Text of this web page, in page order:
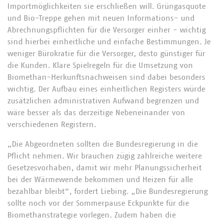
Importmöglichkeiten sie erschließen will. Grüngasquote
und Bio-Treppe gehen mit neuen Informations- und
Abrechnungspflichten für die Versorger einher - wichtig
sind hierbei einheitliche und einfache Bestimmungen. Je
weniger Bürokratie für die Versorger, desto günstiger für
die Kunden. Klare Spielregeln für die Umsetzung von
Biomethan-Herkunftsnachweisen sind dabei besonders
wichtig. Der Aufbau eines einheitlichen Registers würde
zusätzlichen administrativen Aufwand begrenzen und
wäre besser als das derzeitige Nebeneinander von
verschiedenen Registern.
„Die Abgeordneten sollten die Bundesregierung in die
Pflicht nehmen. Wir brauchen zügig zahlreiche weitere
Gesetzesvorhaben, damit wir mehr Planungssicherheit
bei der Wärmewende bekommen und Heizen für alle
bezahlbar bleibt“, fordert Liebing. „Die Bundesregierung
sollte noch vor der Sommerpause Eckpunkte für die
Biomethanstrategie vorlegen. Zudem haben die